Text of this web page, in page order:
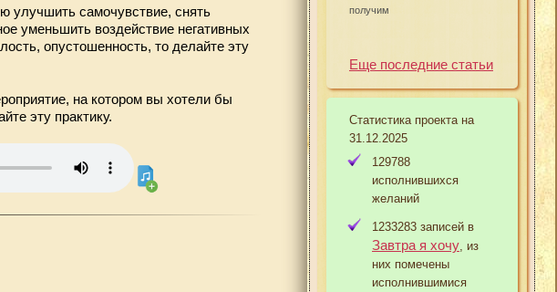
самочувствие, снять
уменьшить воздействие негативных
опустошенность, то делайте эту
на котором вы хотели бы
эту практику.
получим
Еще последние статьи
Статистика проекта на
31.12.2025
129788
исполнившихся
желаний
1233283 записей в
Завтра я хочу , из
них помечены
исполнившимися